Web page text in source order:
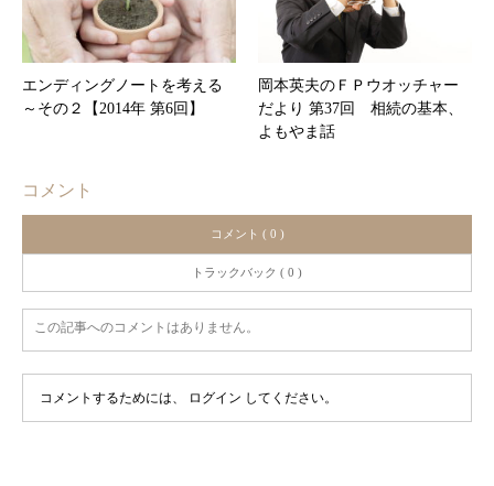
エンディングノートを考える
～その２【2014年 第6回】
岡本英夫のＦＰウオッチャー
だより 第37回 相続の基本、
よもやま話
コメント
コメント ( 0 )
トラックバック ( 0 )
この記事へのコメントはありません。
コメントするためには、 ログイン してください。